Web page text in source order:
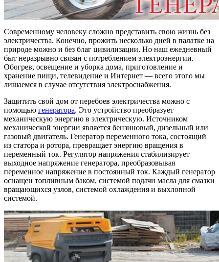
Современному человеку сложно представить свою жизнь без
электричества. Конечно, прожить несколько дней в палатке на
природе можно и без благ цивилизации. Но наш ежедневный
быт неразрывно связан с потреблением электроэнергии.
Обогрев, освещение и уборка дома, приготовление и
хранение пищи, телевидение и Интернет — всего этого мы
лишаемся в случае отсутствия электроснабжения.
Защитить свой дом от перебоев электричества можно с
помощью генератора. Это устройство преобразует
механическую энергию в электрическую. Источником
механической энергии является бензиновый, дизельный или
газовый двигатель. Генератор переменного тока, состоящий
из статора и ротора, превращает энергию вращения в
переменный ток. Регулятор напряжения стабилизирует
выходное напряжение генератора, преобразовывая
переменное напряжение в постоянный ток. Каждый генератор
оснащен топливным баком, системой подачи масла для смазки
вращающихся узлов, системой охлаждения и выхлопной
системой.